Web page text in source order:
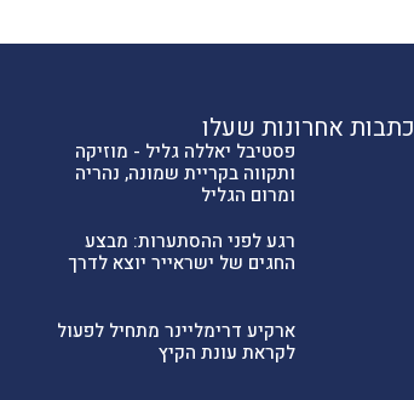
כתבות אחרונות שעלו
פסטיבל יאללה גליל - מוזיקה
ותקווה בקריית שמונה, נהריה
ומרום הגליל
רגע לפני ההסתערות: מבצע
החגים של ישראייר יוצא לדרך
ארקיע דרימליינר מתחיל לפעול
לקראת עונת הקיץ